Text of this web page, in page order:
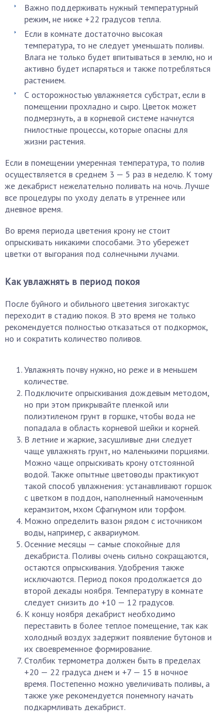
Важно поддерживать нужный температурный
режим, не ниже +22 градусов тепла.
Если в комнате достаточно высокая
температура, то не следует уменьшать поливы.
Влага не только будет впитываться в землю, но и
активно будет испаряться и также потребляться
растением.
С осторожностью увлажняется субстрат, если в
помещении прохладно и сыро. Цветок может
подмерзнуть, а в корневой системе начнутся
гнилостные процессы, которые опасны для
жизни растения.
Если в помещении умеренная температура, то полив
осуществляется в среднем 3 — 5 раз в неделю. К тому
же декабрист нежелательно поливать на ночь. Лучше
все процедуры по уходу делать в утреннее или
дневное время.
Во время периода цветения крону не стоит
опрыскивать никакими способами. Это убережет
цветки от выгорания под солнечными лучами.
Как увлажнять в период покоя
После буйного и обильного цветения зигокактус
переходит в стадию покоя. В это время не только
рекомендуется полностью отказаться от подкормок,
но и сократить количество поливов.
Увлажнять почву нужно, но реже и в меньшем
количестве.
Подключите опрыскивания дождевым методом,
но при этом прикрывайте пленкой или
полиэтиленом грунт в горшке, чтобы вода не
попадала в область корневой шейки и корней.
В летние и жаркие, засушливые дни следует
чаще увлажнять грунт, но маленькими порциями.
Можно чаще опрыскивать крону отстоянной
водой. Также опытные цветоводы практикуют
такой способ увлажнения: устанавливают горшок
с цветком в поддон, наполненный намоченным
керамзитом, мхом Сфагнумом или торфом.
Можно определить вазон рядом с источником
воды, например, с аквариумом.
Осенние месяцы — самые спокойные для
декабриста. Поливы очень сильно сокращаются,
остаются опрыскивания. Удобрения также
исключаются. Период покоя продолжается до
второй декады ноября. Температуру в комнате
следует снизить до +10 — 12 градусов.
К концу ноября декабрист необходимо
переставить в более теплое помещение, так как
холодный воздух задержит появление бутонов и
их своевременное формирование.
Столбик термометра должен быть в пределах
+20 — 22 градуса днем и +7 — 15 в ночное
время. Постепенно можно увеличивать поливы, а
также уже рекомендуется понемногу начать
подкармливать декабрист.